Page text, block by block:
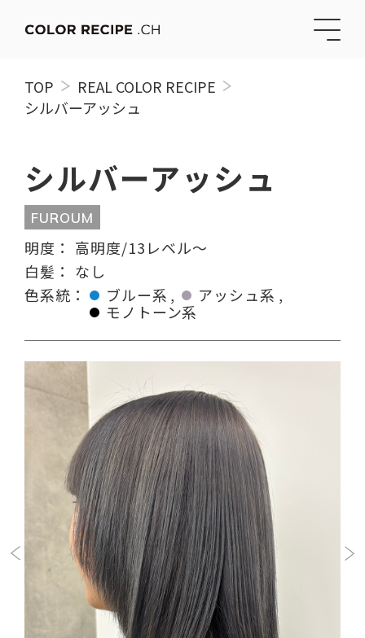
TOP
REAL COLOR RECIPE
シルバーアッシュ
シルバーアッシュ
FUROUM
明度： 高明度/13レベル〜
白髪： なし
色系統：
ブルー系
アッシュ系
モノトーン系